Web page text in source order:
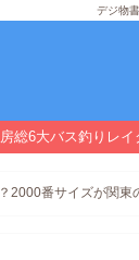
デジ物
総6大バス釣りレ
2000番サイズが関